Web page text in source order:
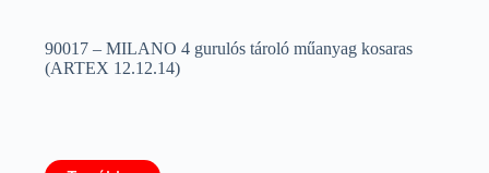
90017 – MILANO 4 gurulós tároló műanyag kosaras
(ARTEX 12.12.14)